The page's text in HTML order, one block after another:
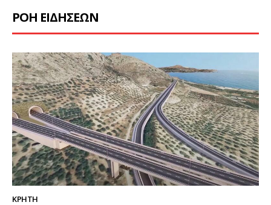
ΡΟΗ ΕΙΔΗΣΕΩΝ
ΚΡΗΤΗ